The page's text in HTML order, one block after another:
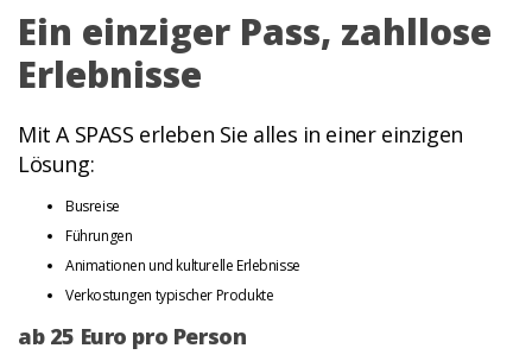
Ein einziger Pass, zahllose
Erlebnisse
Mit A SPASS erleben Sie alles in einer einzigen
Lösung:
Busreise
Führungen
Animationen und kulturelle Erlebnisse
Verkostungen typischer Produkte
ab 25 Euro pro Person